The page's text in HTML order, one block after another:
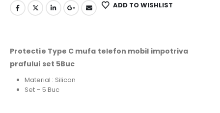
ADD TO WISHLIST
Protectie Type C mufa telefon mobil impotriva
prafului set 5Buc
Material : Silicon
Set – 5 Buc